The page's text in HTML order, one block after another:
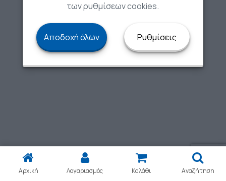
των ρυθμίσεων cookies.
Αποδοχή όλων Ρυθμίσεις
Αρχική Λογαριασμός Καλάθι Αναζήτηση